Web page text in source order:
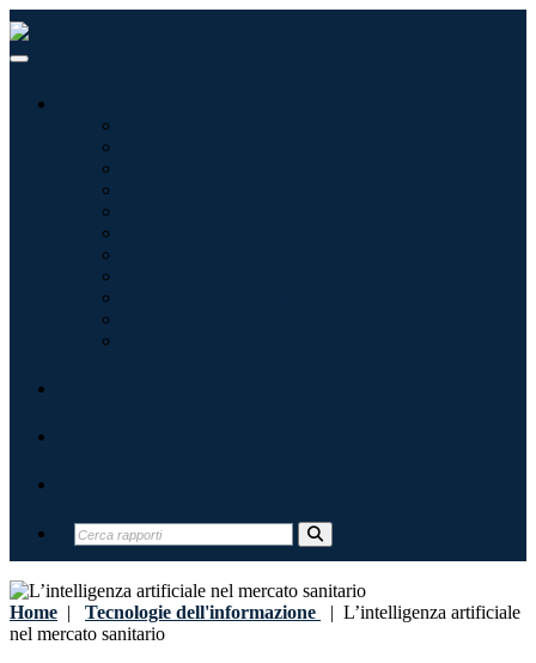
Home | Tecnologie dell'informazione | L’intelligenza artificiale
nel mercato sanitario